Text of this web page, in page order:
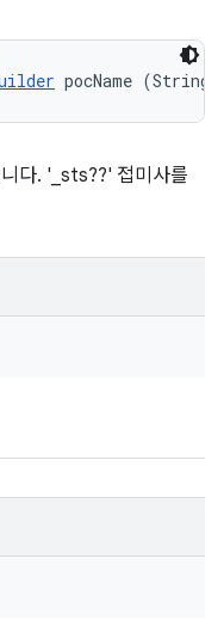
pocName (String
다. '_sts??' 접미사를